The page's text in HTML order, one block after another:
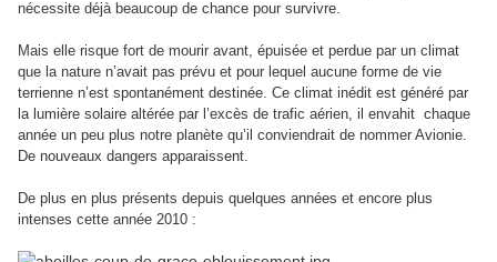
nécessite déjà beaucoup de chance pour survivre.
Mais elle risque fort de mourir avant, épuisée et perdue par un climat
que la nature n’avait pas prévu et pour lequel aucune forme de vie
terrienne n’est spontanément destinée. Ce climat inédit est généré par
la lumière solaire altérée par l’excès de trafic aérien, il envahit chaque
année un peu plus notre planète qu’il conviendrait de nommer Avionie.
De nouveaux dangers apparaissent.
De plus en plus présents depuis quelques années et encore plus
intenses cette année 2010 :